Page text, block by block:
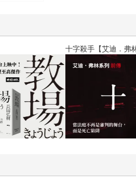
十字殺手【艾迪．弗林系列 前傳】